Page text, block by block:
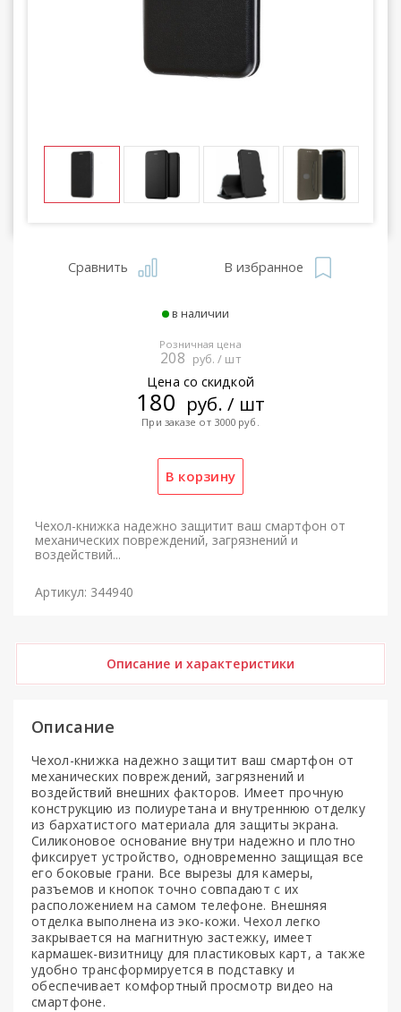
Сравнить В избранное
в наличии
Розничная цена
208 руб. / шт
Цена со скидкой
180 руб. / шт
При заказе от 3000 руб.
Чехол-книжка надежно защитит ваш смартфон от
механических повреждений, загрязнений и
воздействий...
Артикул: 344940
Описание и характеристики
Описание
Чехол-книжка надежно защитит ваш смартфон от
механических повреждений, загрязнений и
воздействий внешних факторов. Имеет прочную
конструкцию из полиуретана и внутреннюю отделку
из бархатистого материала для защиты экрана.
Силиконовое основание внутри надежно и плотно
фиксирует устройство, одновременно защищая все
его боковые грани. Все вырезы для камеры,
разъемов и кнопок точно совпадают с их
расположением на самом телефоне. Внешняя
отделка выполнена из эко-кожи. Чехол легко
закрывается на магнитную застежку, имеет
кармашек-визитницу для пластиковых карт, а также
удобно трансформируется в подставку и
обеспечивает комфортный просмотр видео на
смартфоне.